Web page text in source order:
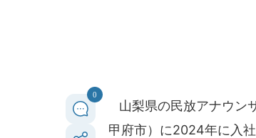
0
山梨県の民放アナウン
甲府市）に2024年に入